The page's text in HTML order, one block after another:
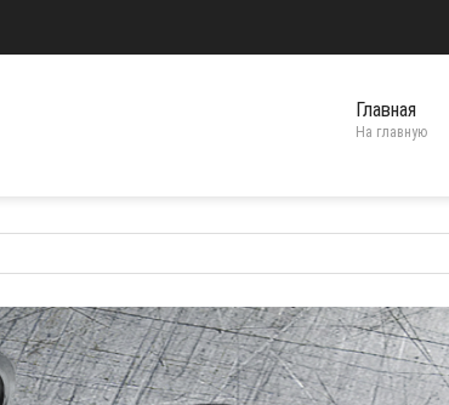
Главная
На главную